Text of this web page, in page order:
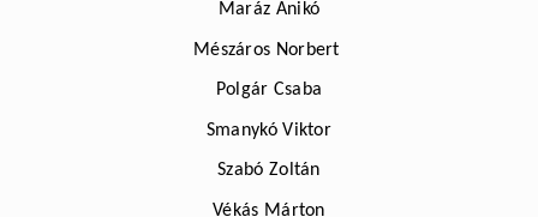
Maráz Anikó
Mészáros Norbert
Polgár Csaba
Smanykó Viktor
Szabó Zoltán
Vékás Márton